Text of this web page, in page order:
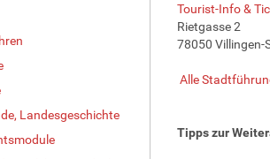
Landesgeschichte
Tourist-Info &
Rietgasse 2
78050 Villingen-
Alle
Tipps zur